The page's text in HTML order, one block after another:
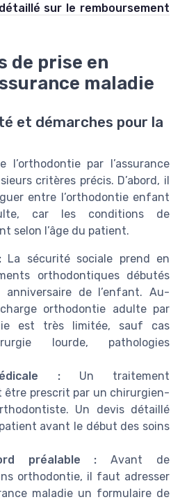
sur le remboursement
de prise en
maladie
et démarches pour la
par l’assurance
critères précis. D’abord, il
entre l’orthodontie enfant
car les conditions de
selon l’âge du patient.
La sécurité sociale prend en
orthodontiques débutés
anniversaire de l’enfant. Au-
orthodontie adulte par
est très limitée, sauf cas
lourde, pathologies
:Un traitement
prescrit par un chirurgien-
Un devis détaillé
avant le début des soins
préalable : Avant de
orthodontie, il faut adresser
maladie un formulaire de